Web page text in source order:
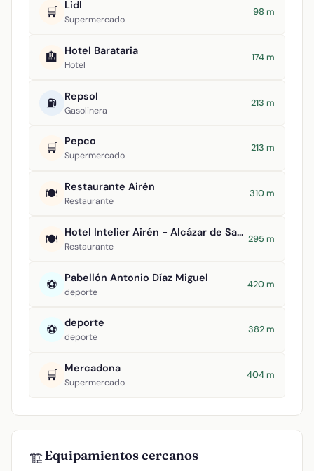
🛒 Lidl
Supermercado
98 m
🏨 Hotel Barataria
Hotel
174 m
⛽ Repsol
Gasolinera
213 m
🛒 Pepco
Supermercado
213 m
🍽️ Restaurante Airén
Restaurante
310 m
🍽️ Hotel Intelier Airén - Alcázar de San Juan
Restaurante
295 m
⚽ Pabellón Antonio Díaz Miguel
deporte
420 m
⚽ deporte
deporte
382 m
🛒 Mercadona
Supermercado
404 m
🏗️Equipamientos cercanos